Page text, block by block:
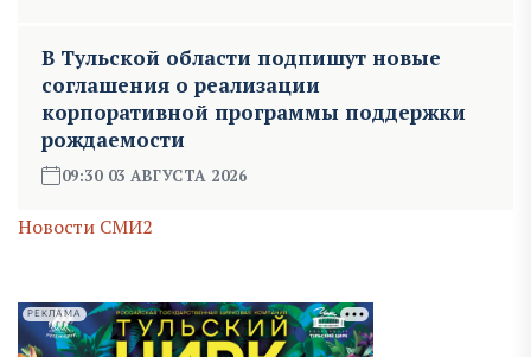
В Тульской области подпишут новые
соглашения о реализации
корпоративной программы поддержки
рождаемости
09:30 03 АВГУСТА 2026
Новости СМИ2
РЕКЛАМА